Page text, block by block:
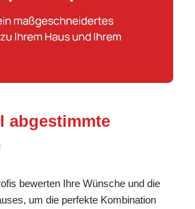
abgestimmte
bewerten Ihre Wünsche und die
um die perfekte Kombination